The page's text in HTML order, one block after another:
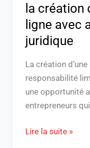
la création
ligne avec
juridique
La création
responsabilité
une opportunité
entrepreneurs
avec
accompagnement
juridique
Lire la suite »